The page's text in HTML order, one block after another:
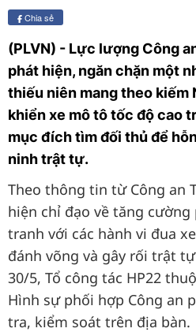
Chia sẻ
(PLVN) - Lực lượng Công
phát hiện, ngăn chặn một
thiếu niên mang theo kiếm
khiển xe mô tô tốc độ cao
mục đích tìm đối thủ để
ninh trật tự.
Theo thông tin từ Công an
hiện chỉ đạo về tăng
tranh với các hành vi đua
đánh võng và gây rối trật
30/5, Tổ công tác HP22
Hình sự phối hợp Công an
tra, kiểm soát trên địa bàn.